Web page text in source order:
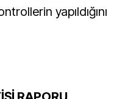
yapıldığını